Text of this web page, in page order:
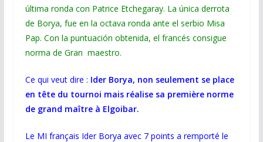
última ronda con Patrice Etchegaray. La única derrota
de Borya, fue en la octava ronda ante el serbio Misa
Pap. Con la puntuación obtenida, el francés consigue
norma de Gran maestro.
Ce qui veut dire : Ider Borya, non seulement se place
en tête du tournoi mais réalise sa première norme
de grand maître à Elgoibar.
Le MI français Ider Borya avec 7 points a remporté le